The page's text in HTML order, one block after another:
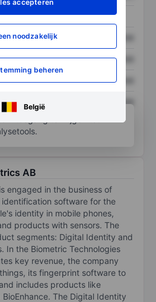
accepteren
noodzakelijk
beheren
België
XXXXXXX
XXXXXXX XXXXXXX
XXXXXXX XXXXXXX
XXXXXXX
XXXXXXX
AB
engaged in the business of
software for the
identity in mobile phones,
products with sensors. The
segments: Digital Identity and
In the Biometric Technologies
key revenue, the company
its fingerprint software to
includes products like
The Digital Identity